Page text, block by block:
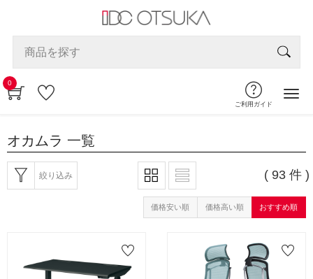
0
ご利用ガイド
オカムラ 一覧
絞り込み ( 93 件 )
価格安い順 価格高い順 おすすめ順